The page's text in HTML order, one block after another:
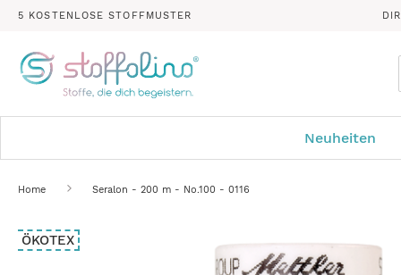
5 KOSTENLOSE STOFFMUSTER
Neuheiten
Home Seralon - 200 m - No.100 - 0116
Zum
Ende
ÖKOTEX